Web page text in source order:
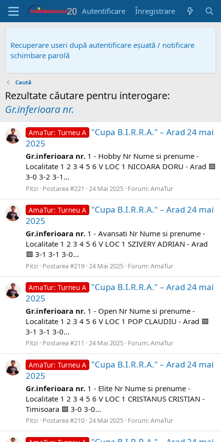
Autentificare Înregistrare
Recuperare useri după autentificare eșuată / notificare
schimbare parolă
Caută
Rezultate căutare pentru interogare:
Gr.inferioara nr.
AmaTur: Turneu A "Cupa B.I.R.R.A." – Arad 24 mai
2025
Gr.inferioara nr. 1 - Hobby Nr Nume si prenume -
Localitate 1 2 3 4 5 6 V LOC 1 NICOARA DORU - Arad 🟦
3-0 3-2 3-1...
Pitzi Postarea #221 24 Mai 2025 Forum:AmaTur
AmaTur: Turneu A "Cupa B.I.R.R.A." – Arad 24 mai
2025
Gr.inferioara nr. 1 - Avansati Nr Nume si prenume -
Localitate 1 2 3 4 5 6 V LOC 1 SZIVERY ADRIAN - Arad
🟦 3-1 3-1 3-0...
Pitzi Postarea #219 24 Mai 2025 Forum:AmaTur
AmaTur: Turneu A "Cupa B.I.R.R.A." – Arad 24 mai
2025
Gr.inferioara nr. 1 - Open Nr Nume si prenume -
Localitate 1 2 3 4 5 6 V LOC 1 POP CLAUDIU - Arad 🟦
3-1 3-1 3-0...
Pitzi Postarea #211 24 Mai 2025 Forum:AmaTur
AmaTur: Turneu A "Cupa B.I.R.R.A." – Arad 24 mai
2025
Gr.inferioara nr. 1 - Elite Nr Nume si prenume -
Localitate 1 2 3 4 5 6 V LOC 1 CRISTANUS CRISTIAN -
Timisoara 🟦 3-0 3-0...
Pitzi Postarea #210 24 Mai 2025 Forum:AmaTur